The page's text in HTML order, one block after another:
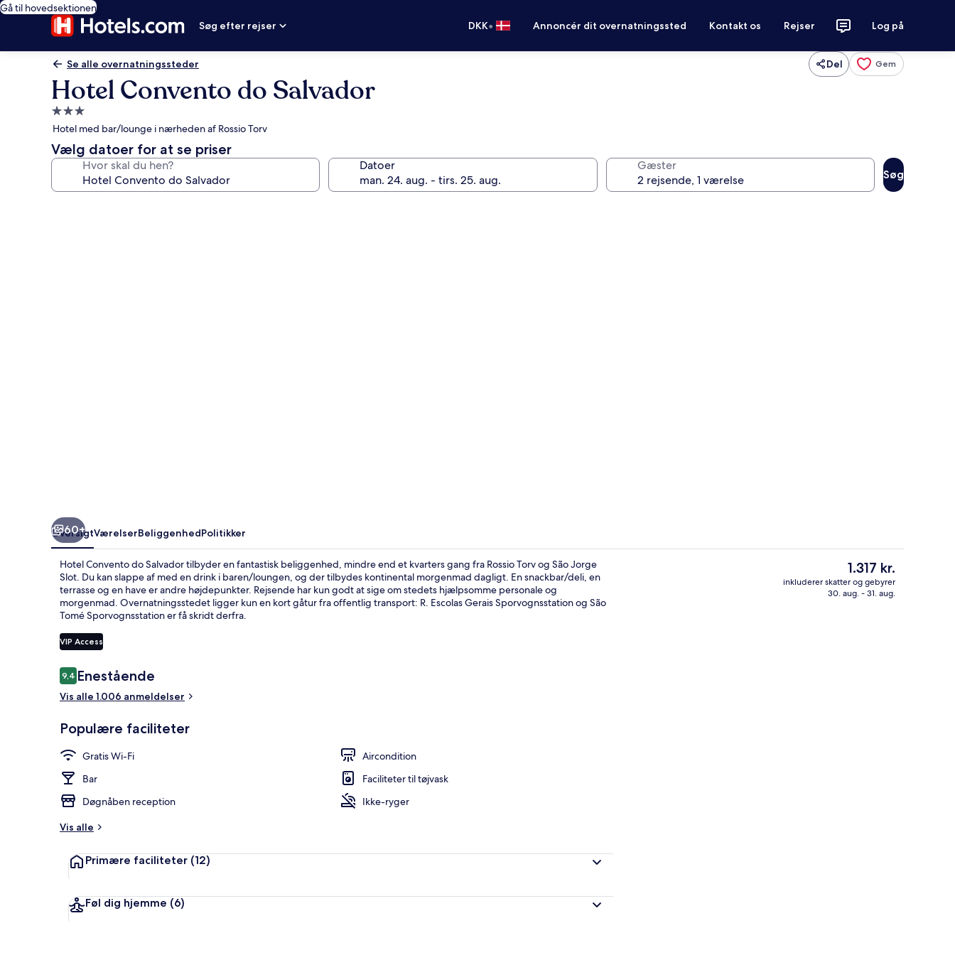
Gå til hovedsektionen
Søg efter rejser
DKK• Annoncér dit overnatningssted Kontakt os Rejser Log på
Se alle overnatningssteder Del Gem
Hotel Convento do Salvador
3.0-
stjernet
overnatningssted
Hotel med bar/lounge i nærheden af Rossio Torv
Vælg datoer for at se priser
Hvor skal du hen? Datoer Gæster
Søg
Terrasse/gårdhave Område for børn
60+
OversigtVærelserBeliggenhedPolitikker
Hotel Convento do Salvador tilbyder en fantastisk beliggenhed, mindre end et kvarters gang fra Rossio Torv og São Jorge
Slot. Du kan slappe af med en drink i baren/loungen, og der tilbydes kontinental morgenmad dagligt. En snackbar/deli, en
terrasse og en have er andre højdepunkter. Rejsende har kun godt at sige om stedets hjælpsomme personale og
morgenmad. Overnatningsstedet ligger kun en kort gåtur fra offentlig transport: R. Escolas Gerais Sporvognsstation og São
Tomé Sporvognsstation er få skridt derfra.
VIP Access
Anmeldelser
9,49,4 ud af 10.
Enestående
Vis alle 1.006 anmeldelser
Populære faciliteter
Gratis Wi-Fi
Aircondition
Bar
Faciliteter til tøjvask
Døgnåben reception
Ikke-ryger
Vis alle
Primære faciliteter (12)
Føl dig hjemme (6)
Den
nuværende
pris
1.317 kr.
inkluderer skatter og gebyrer
30. aug. - 31. aug.